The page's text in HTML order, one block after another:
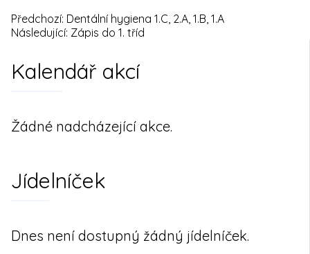
Navigace
pro
Předchozí: Dentální hygiena 1.C, 2.A, 1.B, 1.A
Následující: Zápis do 1. tříd
Kalendář akcí
Žádné nadcházející akce.
Jídelníček
Dnes není dostupný žádný jídelníček.